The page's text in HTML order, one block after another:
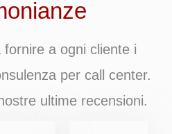
fornire a ogni cliente i
per call center.
ultime recensioni.